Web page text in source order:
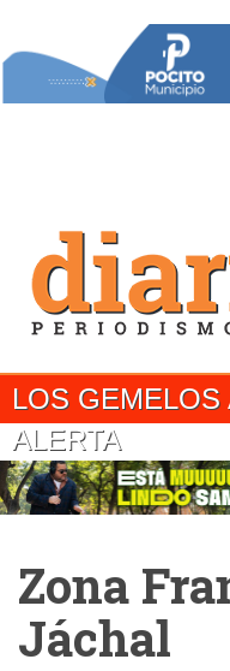
LOS
ALERTA
Zona
Jáchal